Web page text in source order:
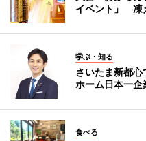
イベント」 凍
学ぶ・知る
さいたま新都
ホーム日本一企
食べる